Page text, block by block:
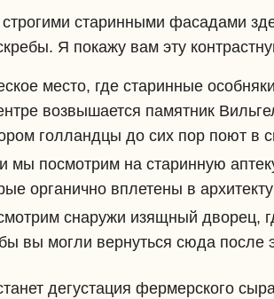
строгими старинными фасадами
Я покажу вам эту
место, где старинные
возвышается памятник
голландцы до сих пор поют в
мы посмотрим на старинную
органично вплетены в
снаружи изящный дворец,
вы могли вернуться сюда после
дегустация фермерского